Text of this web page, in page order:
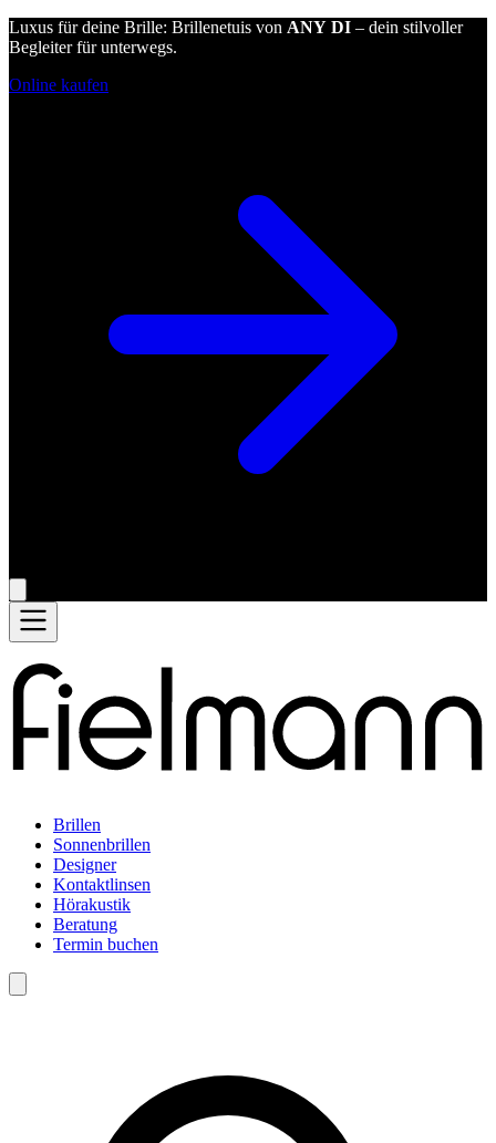
Luxus für deine Brille: Brillenetuis von ANY DI – dein stilvoller
Begleiter für unterwegs.
Online kaufen
Brillen
Sonnenbrillen
Designer
Kontaktlinsen
Hörakustik
Beratung
Termin buchen